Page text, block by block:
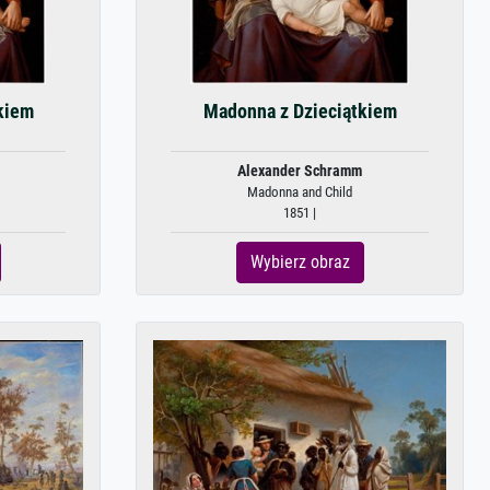
Madonna z Dzieciątkiem
Alexander Schramm
Madonna and Child
1851 |
Wybierz obraz